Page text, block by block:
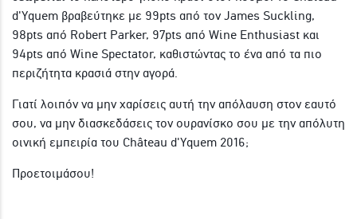
d'Yquem βραβεύτηκε με 99pts από τον James Suckling,
98pts από Robert Parker, 97pts από Wine Enthusiast και
94pts από Wine Spectator, καθιστώντας το ένα από τα πιο
περιζήτητα κρασιά στην αγορά.
Γιατί λοιπόν να μην χαρίσεις αυτή την απόλαυση στον εαυτό
σου, να μην διασκεδάσεις τον ουρανίσκο σου με την απόλυτη
οινική εμπειρία του Château d'Yquem 2016;
Προετοιμάσου!